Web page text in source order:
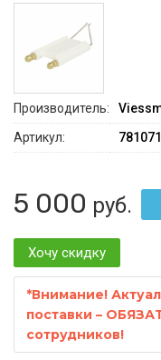
Производитель:
Артикул:
5 000 руб.
Хочу скидку
*Внимание!
поставки –
сотрудников!